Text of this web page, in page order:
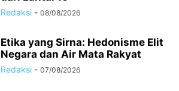
Redaksi - 08/08/2026
Etika yang Sirna: Hedonisme Elit
Negara dan Air Mata Rakyat
Redaksi - 07/08/2026